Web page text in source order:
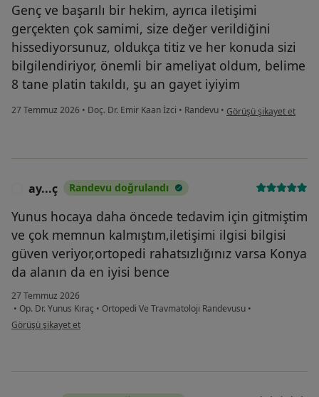
Genç ve başarılı bir hekim, ayrıca iletişimi
gerçekten çok samimi, size değer verildiğini
hissediyorsunuz, oldukça titiz ve her konuda sizi
bilgilendiriyor, önemli bir ameliyat oldum, belime
8 tane platin takıldı, şu an gayet iyiyim
27 Temmuz 2026 • Doç. Dr. Emir Kaan İzci • Randevu • kullanıcının görüşüne
Görüşü şikayet et
ay...ç Randevu doğrulandı
Yunus hocaya daha öncede tedavim için gitmiştim
ve çok memnun kalmıştım,iletişimi ilgisi bilgisi
güven veriyor,ortopedi rahatsızlığınız varsa Konya
da alanın da en iyisi bence
27 Temmuz 2026
• Op. Dr. Yunus Kıraç • Ortopedi Ve Travmatoloji Randevusu •
kullanıcının görüşüne göre ay...ç
Görüşü şikayet et